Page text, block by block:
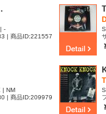
-
| 商品ID:221557
| NM
| 商品ID:209979